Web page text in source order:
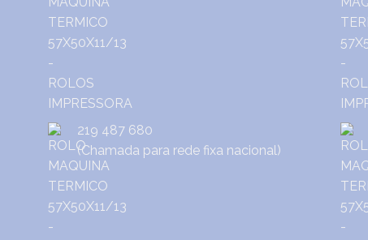
219 487 680
(Chamada para rede fixa nacional)